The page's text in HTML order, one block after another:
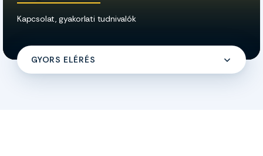
Kapcsolat, gyakorlati tudnivalók
GYORS ELÉRÉS